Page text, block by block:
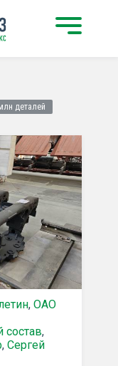
деталей
, ОАО
,
, Сергей